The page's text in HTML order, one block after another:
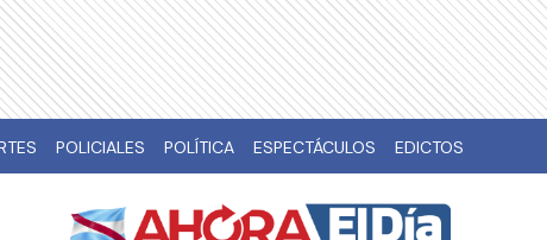
POLICIALES POLÍTICA ESPECTÁCULOS EDICTOS